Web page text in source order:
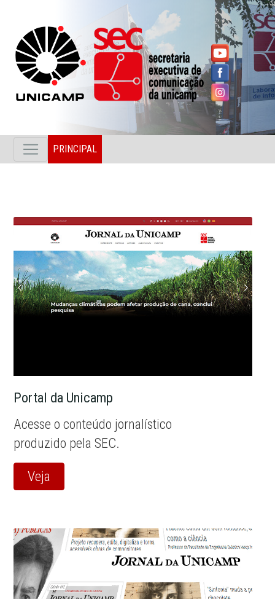
PRINCIPAL
Portal da Unicamp
Acesse o conteúdo jornalístico
produzido pela SEC.
Veja